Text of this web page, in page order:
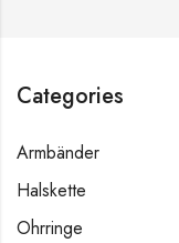
Categories
Armbänder
Halskette
Ohrringe